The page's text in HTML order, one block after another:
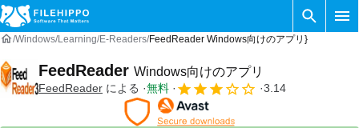
Windows Learning E-Readers FeedReader Windows向けのアプリ}
FeedReader Windows向けのアプリ
FeedReader による 無料 3.14